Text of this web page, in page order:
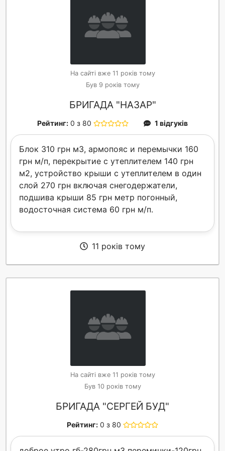
На сайті вже 11 років тому
Був 9 років тому
БРИГАДА "НАЗАР"
Рейтинг: 0 з 80 1 відгуків
Блок 310 грн м3, армопояс и перемычки 160
грн м/п, перекрытие с утеплителем 140 грн
м2, устройство крыши с утеплителем в один
слой 270 грн включая снегодержатели,
подшива крыши 85 грн метр погонный,
водосточная система 60 грн м/п.
11 років тому
На сайті вже 11 років тому
Був 10 років тому
БРИГАДА "СЕРГЕЙ БУД"
Рейтинг: 0 з 80